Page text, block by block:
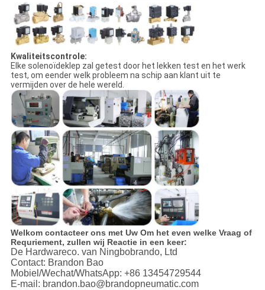
Kwaliteitscontrole:
Elke solenoïdeklep zal getest door het lekken test en het werk
test, om eender welk probleem na schip aan klant uit te
vermijden over de hele wereld.
Welkom contacteer ons met Uw Om het even welke Vraag of
Requriement, zullen wij Reactie in een keer:
De Hardwareco. van Ningbobrando, Ltd
Contact: Brandon Bao
Mobiel/Wechat/WhatsApp: +86 13454729544
E-mail: brandon.bao@brandopneumatic.com